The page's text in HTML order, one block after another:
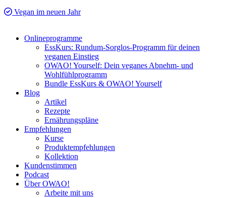
Vegan im neuen Jahr
Onlineprogramme
EssKurs: Rundum-Sorglos-Programm für deinen
veganen Einstieg
OWAO! Yourself: Dein veganes Abnehm- und
Wohlfühlprogramm
Bundle EssKurs & OWAO! Yourself
Blog
Artikel
Rezepte
Ernährungspläne
Empfehlungen
Kurse
Produktempfehlungen
Kollektion
Kundenstimmen
Podcast
Über OWAO!
Arbeite mit uns